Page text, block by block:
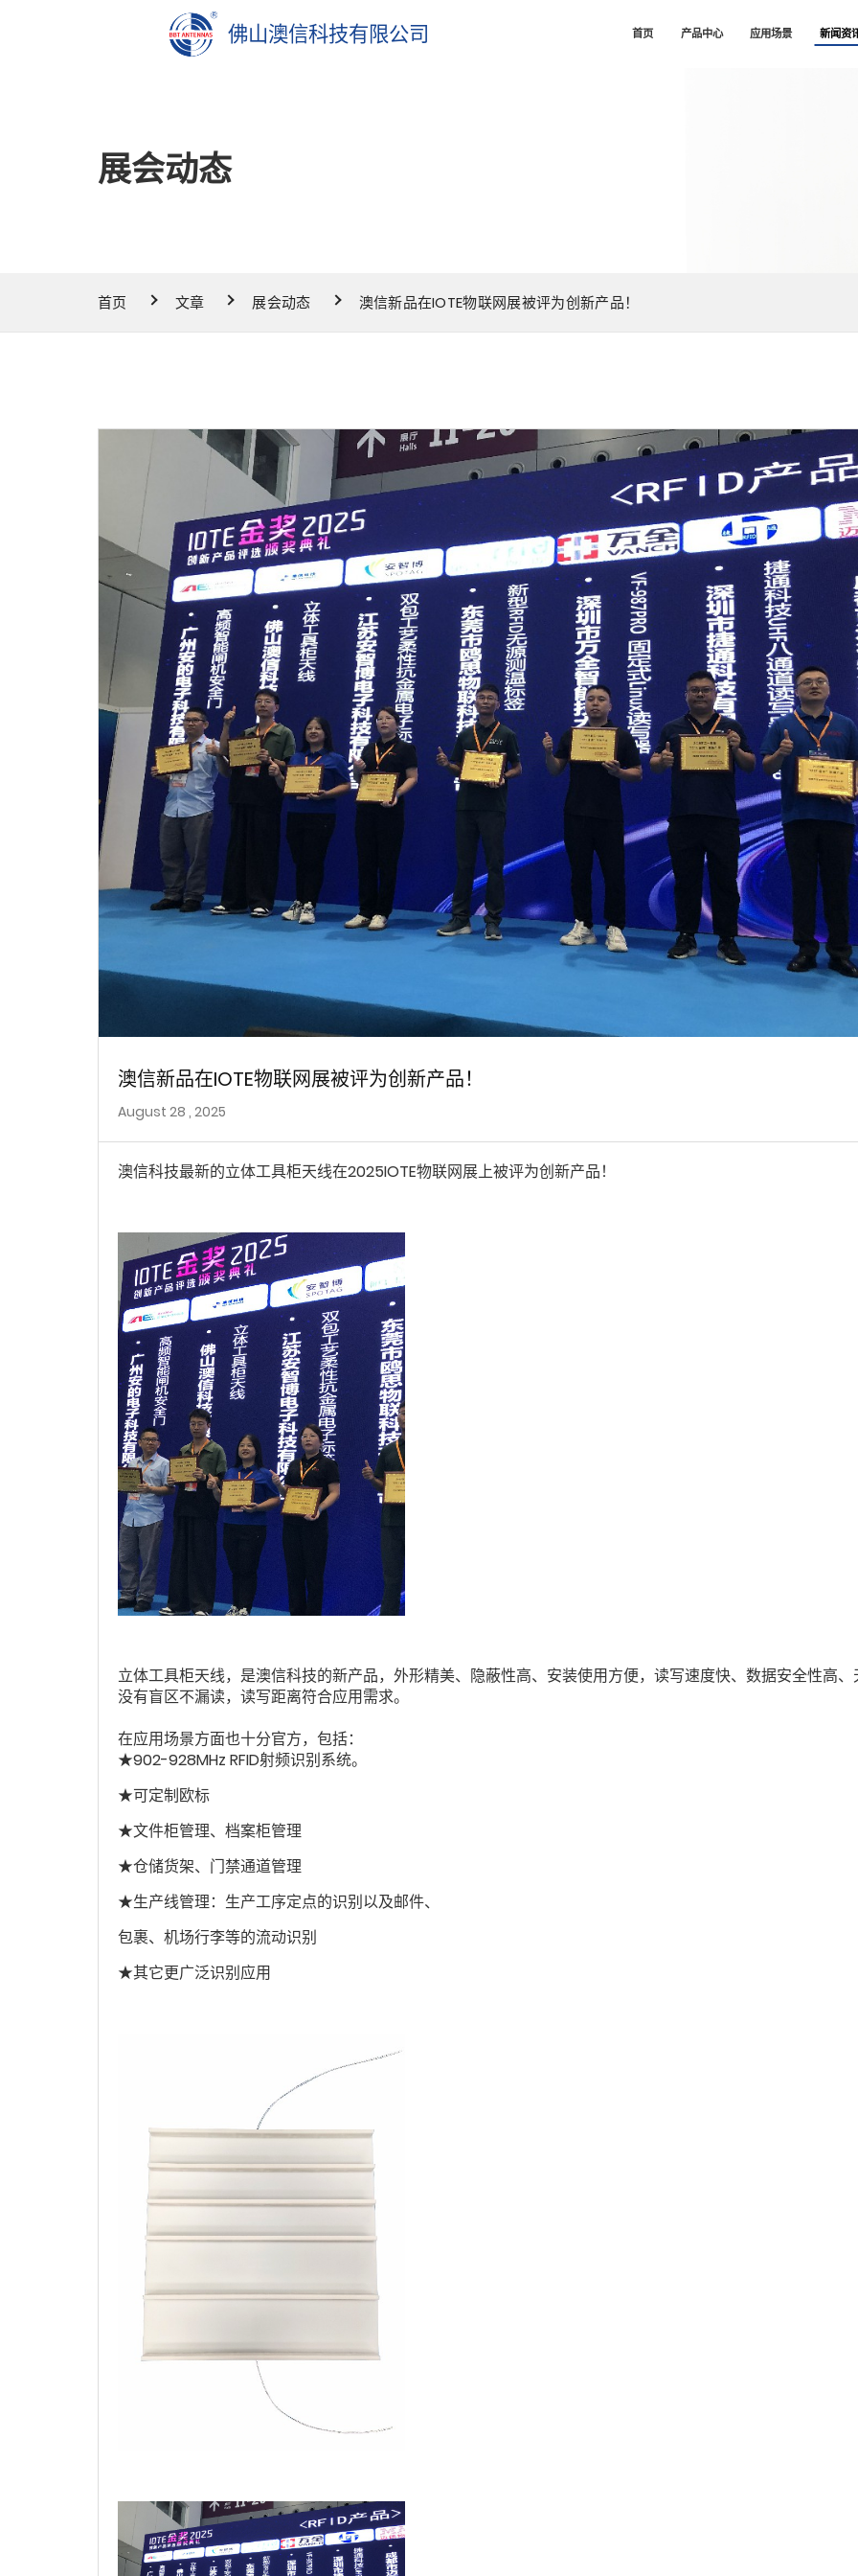
佛山澳信科技有限公司 首页 产品中心 应用场景 新闻资
展会动态
首页 文章 展会动态 澳信新品在IOTE物联网展被评为创新产品！
澳信新品在IOTE物联网展被评为创新产品！
August 28 , 2025
澳信科技最新的立体工具柜天线在2025IOTE物联网展上被评为创新产品！
立体工具柜天线，是澳信科技的新产品，外形精美、隐蔽性高、安装使用方便，读写速度快、数据安全性高、
没有盲区不漏读，读写距离符合应用需求。
在应用场景方面也十分官方，包括：
★902-928MHz RFID射频识别系统。
★可定制欧标
★文件柜管理、档案柜管理
★仓储货架、门禁通道管理
★生产线管理：生产工序定点的识别以及邮件、
包裹、机场行李等的流动识别
★其它更广泛识别应用